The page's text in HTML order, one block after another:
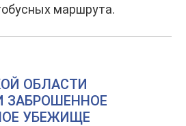
маршрута.
ОБЛАСТИ
ЗАБРОШЕННОЕ
УБЕЖИЩЕ